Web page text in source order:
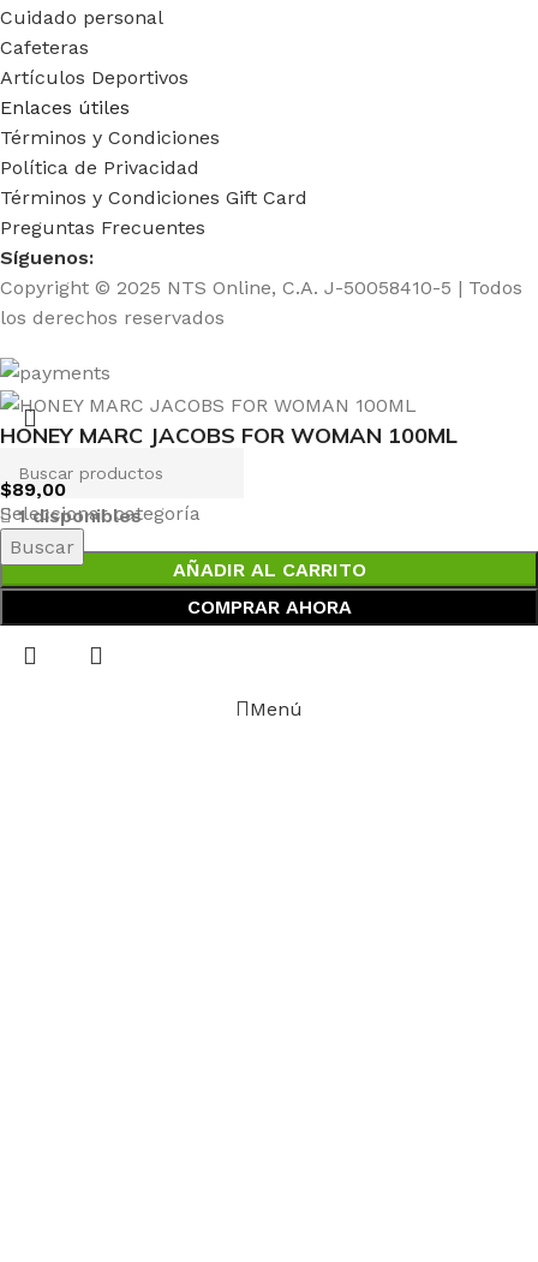
Cuidado personal
Cafeteras
Artículos Deportivos
Enlaces útiles
Términos y Condiciones
Política de Privacidad
Términos y Condiciones Gift Card
Preguntas Frecuentes
Síguenos:
Copyright © 2025 NTS Online, C.A. J-50058410-5 | Todos
los derechos reservados
Seleccionar categoría
Buscar
HONEY MARC JACOBS FOR WOMAN 100ML
$89,00
1 disponibles
AÑADIR AL CARRITO
COMPRAR AHORA
Menú